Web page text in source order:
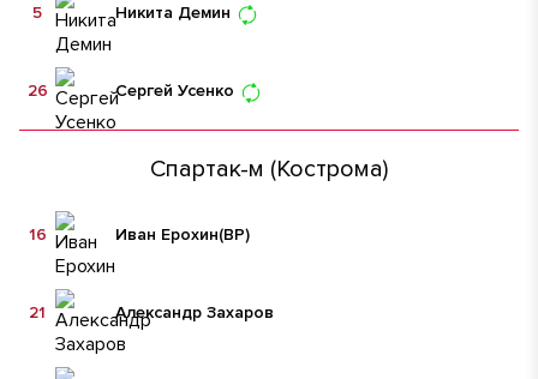
Никита Демин
5
Сергей Усенко
26
Спартак-м (Кострома)
Иван Ерохин(ВР)
16
Александр Захаров
21